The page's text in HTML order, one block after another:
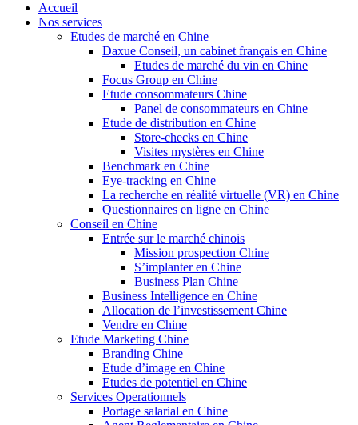
Accueil
Nos services
Etudes de marché en Chine
Daxue Conseil, un cabinet français en Chine
Etudes de marché du vin en Chine
Focus Group en Chine
Etude consommateurs Chine
Panel de consommateurs en Chine
Etude de distribution en Chine
Store-checks en Chine
Visites mystères en Chine
Benchmark en Chine
Eye-tracking en Chine
La recherche en réalité virtuelle (VR) en Chine
Questionnaires en ligne en Chine
Conseil en Chine
Entrée sur le marché chinois
Mission prospection Chine
S’implanter en Chine
Business Plan Chine
Business Intelligence en Chine
Allocation de l’investissement Chine
Vendre en Chine
Etude Marketing Chine
Branding Chine
Etude d’image en Chine
Etudes de potentiel en Chine
Services Operationnels
Portage salarial en Chine